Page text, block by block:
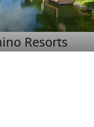
Resorts